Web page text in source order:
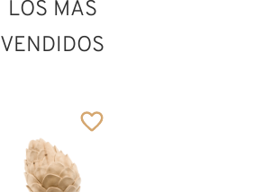
San Osvaldo
LOS MÁS
VENDIDOS